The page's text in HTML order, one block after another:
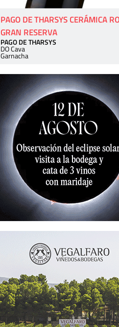
PAGO DE THARSYS CERÁMICA
GRAN RESERVA
PAGO DE THARSYS
DO Cava
Garnacha